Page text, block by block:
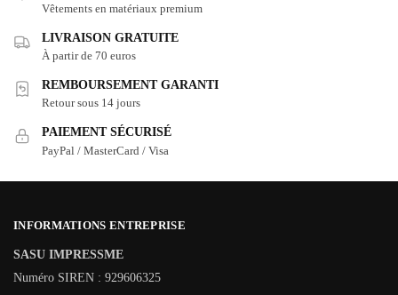
Vêtements en matériaux premium
LIVRAISON GRATUITE
À partir de 70 euros
REMBOURSEMENT GARANTI
Retour sous 14 jours
PAIEMENT SÉCURISÉ
PayPal / MasterCard / Visa
INFORMATIONS ENTREPRISE
SASU IMPRESSME
Numéro SIREN : 929606325